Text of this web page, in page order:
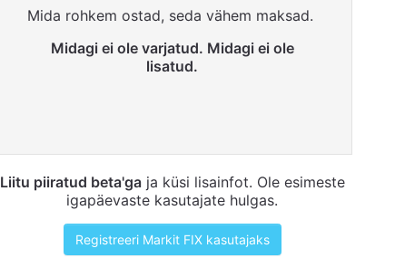
Mida rohkem ostad, seda vähem maksad.
Midagi ei ole varjatud. ​Midagi ei ole
lisatud.
Liitu piiratud beta'gaja küsi lisainfot. Ole esimeste
igapäevaste kasutajate hulgas.
Registreeri Markit FIX kasutajaks